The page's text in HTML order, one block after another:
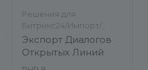
Решения для
Битрикс24/Импорт/
экспорт/Другое
Экспорт Диалогов
Открытых Линий